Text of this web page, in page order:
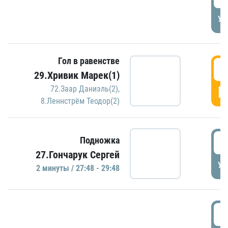
Гол в равенстве
29.Хривик Марек(1)
72.Заар Даниэль(2),
8.Леннстрём Теодор(2)
Подножка
27.Гончарук Сергей
2 минуты / 27:48 - 29:48